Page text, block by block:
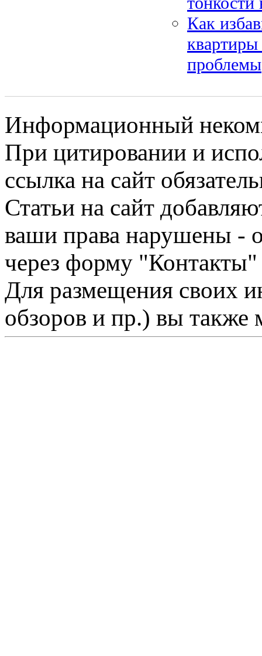
Как
квартиры
проблемы
Информационный
При цитировании и
ссылка на сайт
Статьи на сайт
ваши права нарушены -
через форму "Контакты"
Для размещения своих
обзоров и пр.) вы также